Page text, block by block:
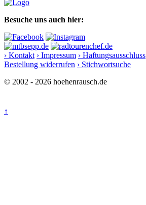
Besuche uns auch hier:
› Kontakt › Impressum › Haftungsausschluss
Bestellung widerrufen › Stichwortsuche
© 2002 - 2026 hoehenrausch.de
↑